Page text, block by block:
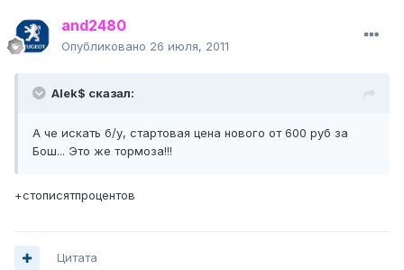
and2480
Опубликовано 26 июля, 2011
Alek$ сказал:
А че искать б/у, стартовая цена нового от 600 руб за
Бош... Это же тормоза!!!
+стописятпроцентов
Цитата